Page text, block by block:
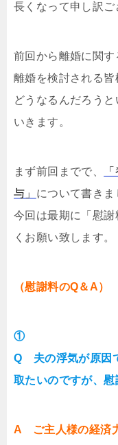
長くなって申し訳ご
前回から離婚に関す
離婚を検討される
どうなるんだろう
いきます。
まず前回までで、
与」 について書きま
今回は最期に「慰
くお願い致します。
（慰謝料のQ＆A）
①
Q 夫の浮気が原因
取たいのですが、
A ご主人様の経済